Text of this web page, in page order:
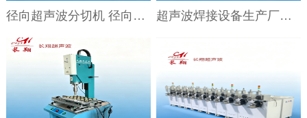
径向超声波分切机 径向超声波切边机 超声波焊接设备生产厂家 超声波焊接设备批发